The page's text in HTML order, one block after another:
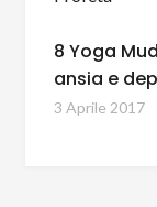
8 Yoga
ansia e
3 Aprile 2017